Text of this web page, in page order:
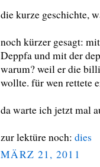
die kurze geschichte,
noch kürzer gesagt:
Deppfa und mit der
warum? weil er die
wollte. für wen rettete
da warte ich jetzt mal
zur lektüre noch: dies
MÄRZ 21, 2011